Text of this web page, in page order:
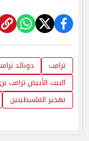
ترامب ​دونالد
البيت الأبيض ترامب
تهجير الفلسطينين